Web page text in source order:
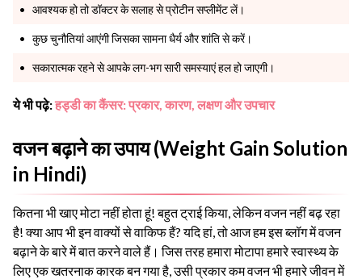
आवश्यक हो तो डॉक्टर के सलाह से प्रोटीन सप्लीमेंट लें।
कुछ चुनौतियां आएंगी जिसका सामना धैर्य और शांति से करें।
सकारात्मक रहने से आपके लग-भग सारी समस्याएं हल हो जाएगी।
ये भी पढ़े:हड्डी का कैंसर: प्रकार, कारण, लक्षण और उपचार
वजन बढ़ाने का उपाय (Weight Gain Solution
in Hindi)
कितना भी खाए मोटा नहीं होता हूं! बहुत ट्राई किया, लेकिन वजन नहीं बढ़ रहा
है! क्या आप भी इन वाक्यों से वाकिफ हैं? यदि हां, तो आज हम इस ब्लॉग में वजन
बढ़ाने के बारे में बात करने वाले हैं। जिस तरह हमारा मोटापा हमारे स्वास्थ्य के
लिए एक खतरनाक कारक बन गया है, उसी प्रकार कम वजन भी हमारे जीवन में